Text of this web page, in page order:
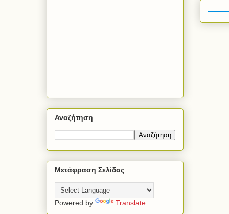
Αναζήτηση
Μετάφραση Σελίδας
Powered by Translate